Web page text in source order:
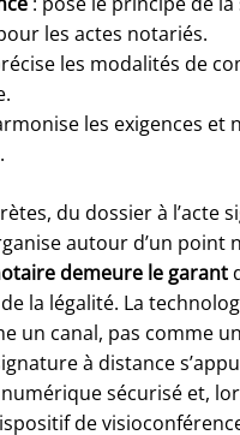
les actes notariés.
les modalités de
les exigences et
du dossier à l’acte
autour d’un point
demeure le garant
la légalité. La
un canal, pas comme
à distance
sécurisé et,
de